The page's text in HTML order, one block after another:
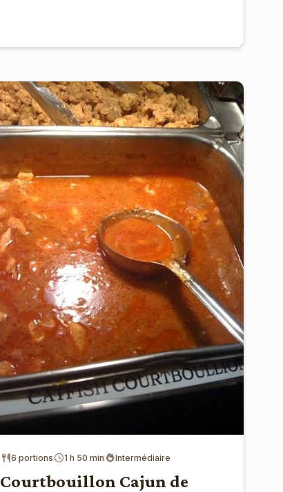
6 portions 1 h 50 min Intermédiaire
Courtbouillon Cajun de